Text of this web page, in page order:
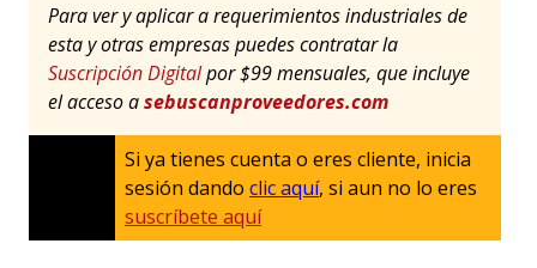
Para ver y aplicar a requerimientos industriales de
esta y otras empresas puedes contratar la
Suscripción Digitalpor $99 mensuales, que incluye
el acceso asebuscanproveedores.com
Si ya tienes cuenta o eres cliente, inicia
sesión dando clic aquí, si aun no lo eres
suscríbete aquí